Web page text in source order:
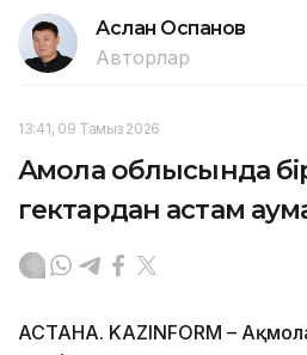
Аслан Оспанов
Авторлар
13:41, 09 Тамыз 2026
Ақмола облысында
гектардан астам
АСТАНА. KAZINFORM –